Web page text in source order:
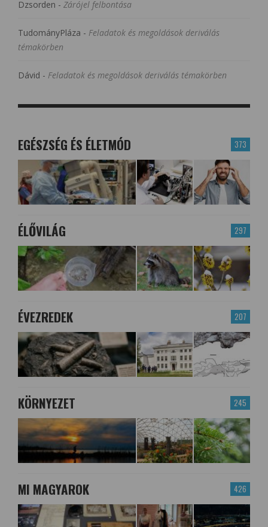
Dzsorden - Zárójel felbontása
TudományPláza - Feladatok és megoldások deriválás
témakörben
Dávid - Feladatok és megoldások deriválás témakörben
373
EGÉSZSÉG ÉS ÉLETMÓD
297
ÉLŐVILÁG
207
ÉVEZREDEK
245
KÖRNYEZET
426
MI MAGYAROK